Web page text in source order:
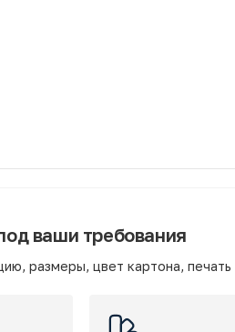
ваши требования
размеры, цвет картона,